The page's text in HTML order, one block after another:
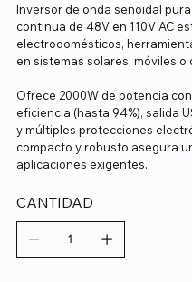
Inversor de onda senoidal
continua de 48V en 110V AC
electrodomésticos,
en sistemas solares, móviles o
Ofrece 2000W de potencia
eficiencia (hasta 94%), salida
y múltiples protecciones
compacto y robusto asegura
aplicaciones exigentes.
CANTIDAD